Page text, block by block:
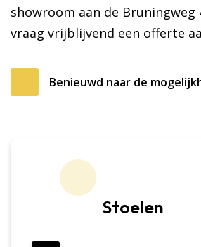
showroom aan de Bruningweg
vraag vrijblijvend een offerte
Benieuwd naar de
Stoelen